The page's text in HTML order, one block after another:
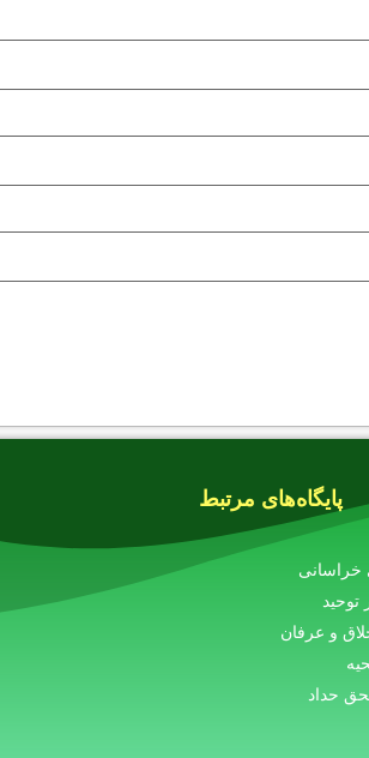
پایگاه‌های مرتبط
خراسانی
توحید
و عرفان
حداد